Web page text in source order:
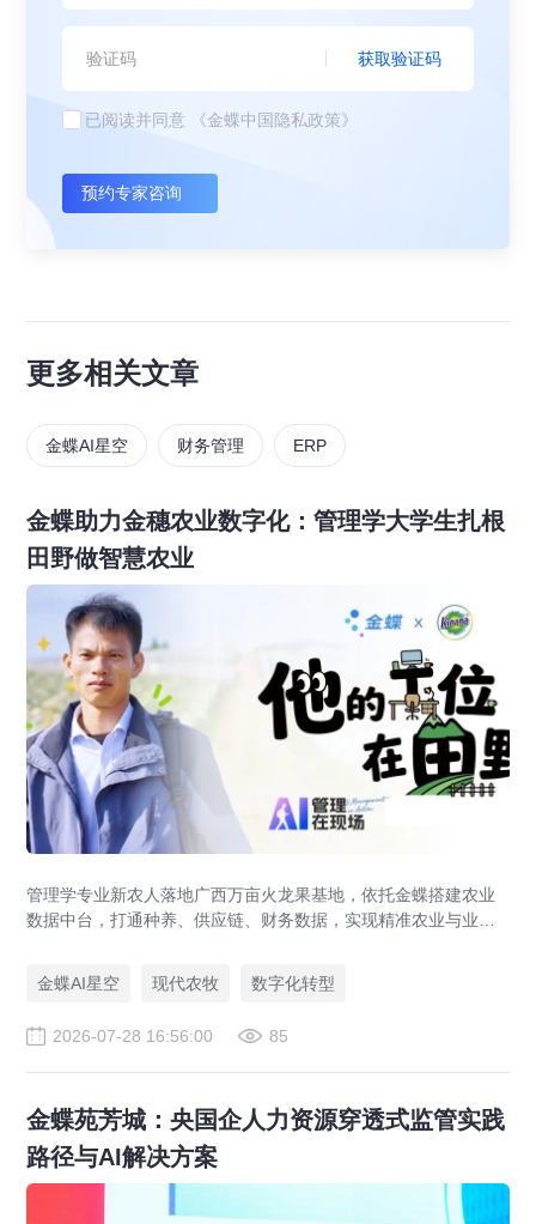
获取验证码
已阅读并同意 《金蝶中国隐私政策》
预约专家咨询
更多相关文章
金蝶AI星空 财务管理 ERP
金蝶助力金穗农业数字化：管理学大学生扎根
田野做智慧农业
管理学专业新农人落地广西万亩火龙果基地，依托金蝶搭建农业
数据中台，打通种养、供应链、财务数据，实现精准农业与业财
金蝶AI星空
现代农牧 数字化转型
2026-07-28 16:56:00 85
金蝶苑芳城：央国企人力资源穿透式监管实践
路径与AI解决方案